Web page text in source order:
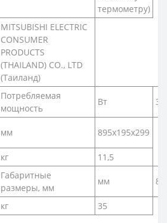
термометру)
MITSUBISHI ELECTRIC
CONSUMER
PRODUCTS
(THAILAND) CO., LTD
(Таиланд)
Потребляемая
мощность
Вт 31
мм 895x195x299
кг 11,5
Габаритные
размеры, мм
мм
кг 35